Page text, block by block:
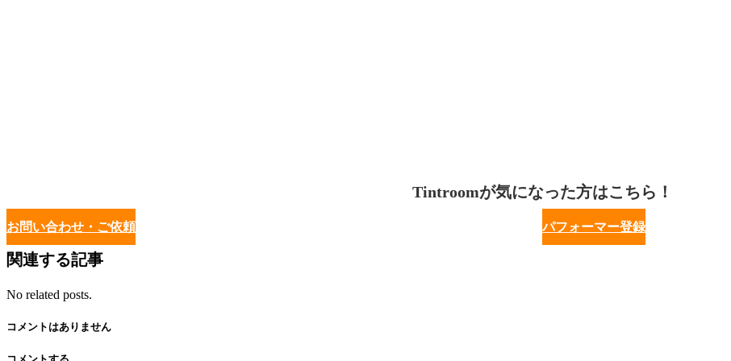
Tintroomが気になった方はこちら！
お問い合わせ・ご依頼 パフォーマー登録
関連する記事
No related posts.
コメントはありません